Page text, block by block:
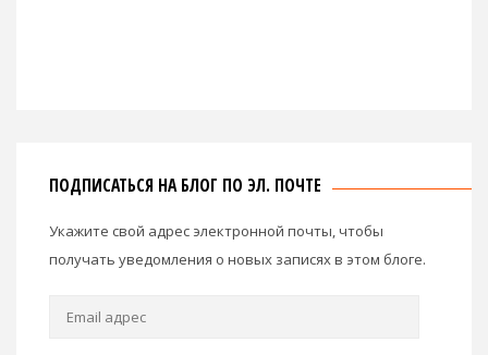
ПОДПИСАТЬСЯ НА БЛОГ ПО ЭЛ. ПОЧТЕ
Укажите свой адрес электронной почты, чтобы
получать уведомления о новых записях в этом блоге.
Email